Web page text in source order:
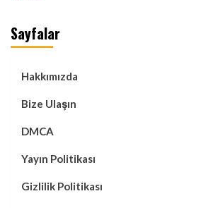
Sayfalar
Hakkımızda
Bize Ulaşın
DMCA
Yayın Politikası
Gizlilik Politikası